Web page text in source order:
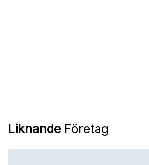
Liknande Företag